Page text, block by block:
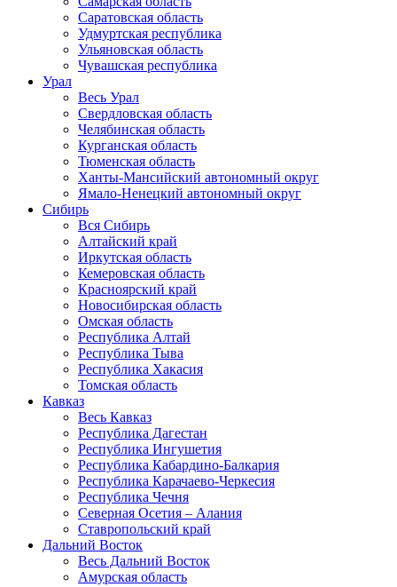
Саратовская область
Удмуртская республика
Ульяновская область
Чувашская республика
Урал
Весь Урал
Свердловская область
Челябинская область
Курганская область
Тюменская область
Ханты-Мансийский автономный округ
Ямало-Ненецкий автономный округ
Сибирь
Вся Сибирь
Алтайский край
Иркутская область
Кемеровская область
Красноярский край
Новосибирская область
Омская область
Республика Алтай
Республика Тыва
Республика Хакасия
Томская область
Кавказ
Весь Кавказ
Республика Дагестан
Республика Ингушетия
Республика Кабардино-Балкария
Республика Карачаево-Черкесия
Республика Чечня
Северная Осетия – Алания
Ставропольский край
Дальний Восток
Весь Дальний Восток
Амурская область